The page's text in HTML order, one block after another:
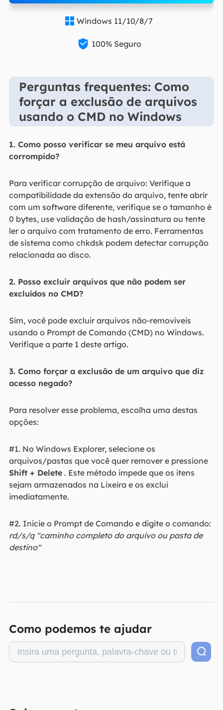
 Windows 11/10/8/7
 100% Seguro
Perguntas frequentes: Como
forçar a exclusão de arquivos
usando o CMD no Windows
1. Como posso verificar se meu arquivo está
corrompido?
Para verificar corrupção de arquivo: Verifique a
compatibilidade da extensão do arquivo, tente abrir
com um software diferente, verifique se o tamanho é
0 bytes, use validação de hash/assinatura ou tente
ler o arquivo com tratamento de erro. Ferramentas
de sistema como chkdsk podem detectar corrupção
relacionada ao disco.
2. Posso excluir arquivos que não podem ser
excluídos no CMD?
Sim, você pode excluir arquivos não-removíveis
usando o Prompt de Comando (CMD) no Windows.
Verifique a parte 1 deste artigo.
3. Como forçar a exclusão de um arquivo que diz
acesso negado?
Para resolver esse problema, escolha uma destas
opções:
#1. No Windows Explorer, selecione os
arquivos/pastas que você quer remover e pressione
Shift + Delete. Este método impede que os itens
sejam armazenados na Lixeira e os exclui
imediatamente.
#2. Inicie o Prompt de Comando e digite o comando:
rd/s/q "caminho completo do arquivo ou pasta de
destino"
Como podemos te ajudar